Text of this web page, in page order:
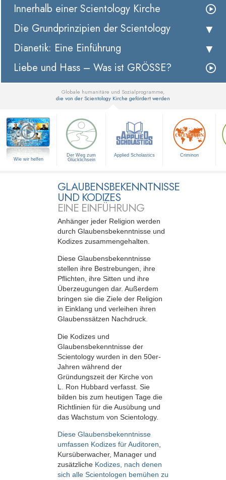
Innerhalb einer Scientology Kirche
Die Grundprinzipien der Scientology
Dianetik: Eine Einführung
Liebe und Hass – Was ist GRÖSSE?
Globale humanitäre und Sozialprogramme,
die von der Scientology Kirche gefördert werden
Wie wir helfen
Der Weg zum
Glücklichsein
Applied Scholastics Criminon
GLAUBENSBEKENNTNISSE
UND KODIZES
EINE EINFÜHRUNG
Anhänger jeder Religion werden
durch Glaubensbekenntnisse und
Kodizes zusammengehalten.
Diese Glaubensbekenntnisse
stellen ihre Bestrebungen, ihre
Pflichten, ihre Sitten und ihre
Überzeugungen dar. Außerdem
bringen sie die Ziele der Religion
in Einklang und verleihen ihren
Glaubenssätzen Nachdruck.
Die Kodizes und
Glaubensbekenntnisse der
Scientology wurden in den 50er-
Jahren während der
Gründungszeit der Kirche von
L. Ron Hubbard verfasst. Sie
bilden bis zum heutigen Tage die
Richtlinien für die Ausübung und
das Wachstum von Scientology.
Diese Glaubensbekenntnisse
umfassen Kodizes für Auditoren,
Kursüberwacher, Manager und
zusätzliche Kodizes, nach denen
sich alle Scientologen bemühen zu